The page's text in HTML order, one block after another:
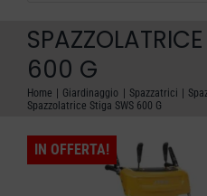
OFFERTE DEL MESE
600 G
Home Giardinaggio Spazzatrici
Spazzolatrice Stiga SWS 600 G
IN OFFERTA!